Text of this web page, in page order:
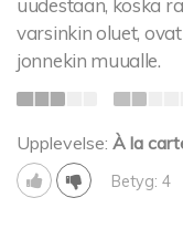
uudestaan, koska
varsinkin oluet,
jonnekin muualle.
Upplevelse: À la
Betyg: 4